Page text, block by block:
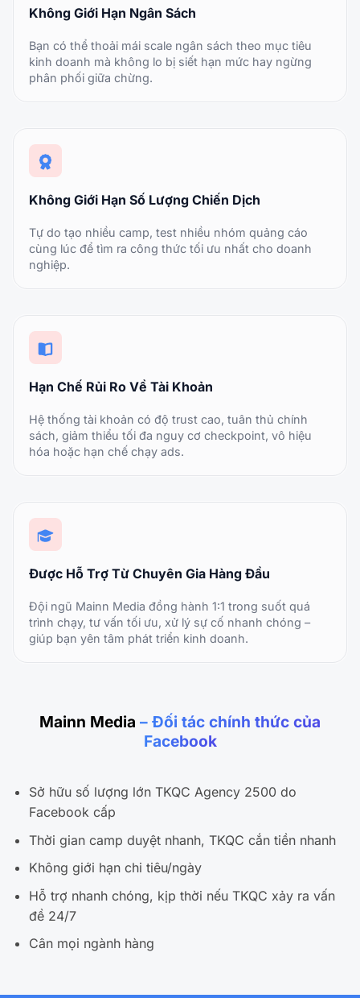
Không Giới Hạn Ngân Sách
Bạn có thể thoải mái scale ngân sách theo mục tiêu
kinh doanh mà không lo bị siết hạn mức hay ngừng
phân phối giữa chừng.
Không Giới Hạn Số Lượng Chiến Dịch
Tự do tạo nhiều camp, test nhiều nhóm quảng cáo
cùng lúc để tìm ra công thức tối ưu nhất cho doanh
nghiệp.
Hạn Chế Rủi Ro Về Tài Khoản
Hệ thống tài khoản có độ trust cao, tuân thủ chính
sách, giảm thiểu tối đa nguy cơ checkpoint, vô hiệu
hóa hoặc hạn chế chạy ads.
Được Hỗ Trợ Từ Chuyên Gia Hàng Đầu
Đội ngũ Mainn Media đồng hành 1:1 trong suốt quá
trình chạy, tư vấn tối ưu, xử lý sự cố nhanh chóng –
giúp bạn yên tâm phát triển kinh doanh.
Mainn Media – Đối tác chính thức của
Facebook
Sở hữu số lượng lớn TKQC Agency 2500 do
Facebook cấp
Thời gian camp duyệt nhanh, TKQC cắn tiền nhanh
Không giới hạn chi tiêu/ngày
Hỗ trợ nhanh chóng, kịp thời nếu TKQC xảy ra vấn
đề 24/7
Cân mọi ngành hàng